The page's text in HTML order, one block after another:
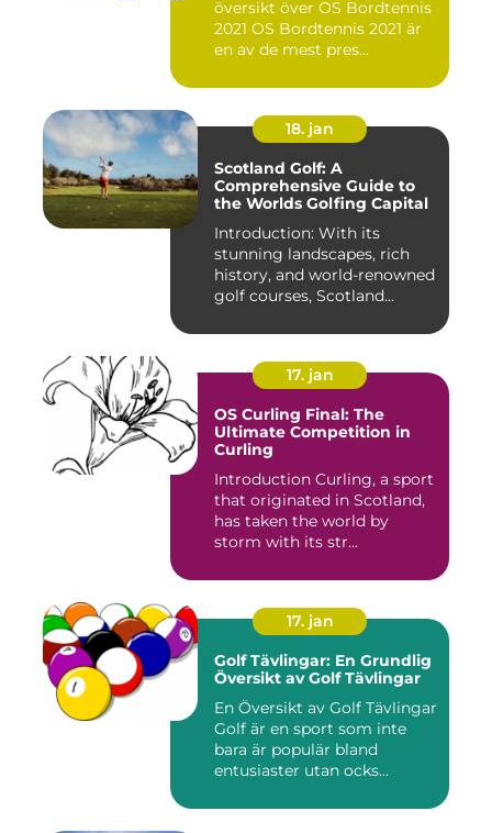
översikt över OS Bordtennis
2021 OS Bordtennis 2021 är
en av de mest pres...
18. jan
Scotland Golf: A
Comprehensive Guide to
the Worlds Golfing Capital
Introduction: With its
stunning landscapes, rich
history, and world-renowned
golf courses, Scotland...
17. jan
OS Curling Final: The
Ultimate Competition in
Curling
Introduction Curling, a sport
that originated in Scotland,
has taken the world by
storm with its str...
17. jan
Golf Tävlingar: En Grundlig
Översikt av Golf Tävlingar
En Översikt av Golf Tävlingar
Golf är en sport som inte
bara är populär bland
entusiaster utan ocks...